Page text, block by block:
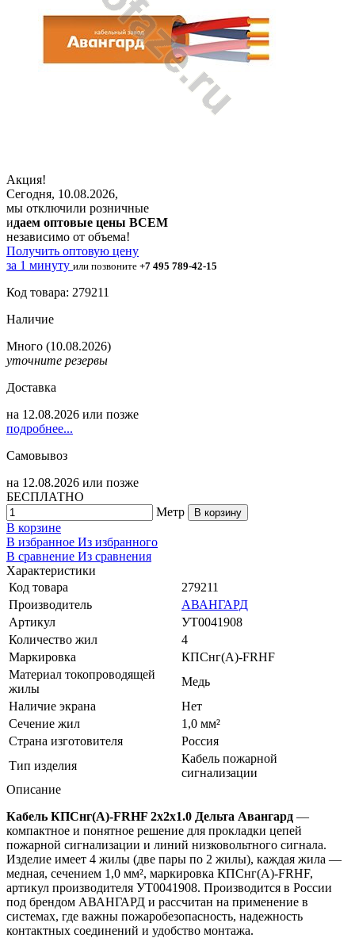
Акция!
Сегодня, 10.08.2026,
мы отключили розничные
идаем оптовые цены ВСЕМ
независимо от объема!
Получить оптовую цену
за 1 минуту или позвоните +7 495 789-42-15
Код товара: 279211
Наличие
Много (10.08.2026)
уточните резервы
Доставка
на 12.08.2026 или позже
подробнее...
Самовывоз
на 12.08.2026 или позже
БЕСПЛАТНО
Метр
В корзину
В корзине
В избранное Из избранного
В сравнение Из сравнения
Характеристики
Код товара
279211
Производитель
АВАНГАРД
Артикул
УТ0041908
Количество жил
4
Маркировка
КПСнг(A)-FRHF
Материал токопроводящей
жилы
Медь
Наличие экрана
Нет
Сечение жил
1,0 мм²
Страна изготовителя
Россия
Тип изделия
Кабель пожарной
сигнализации
Описание
Кабель КПСнг(А)-FRHF 2х2х1.0 Дельта Авангард —
компактное и понятное решение для прокладки цепей
пожарной сигнализации и линий низковольтного сигнала.
Изделие имеет 4 жилы (две пары по 2 жилы), каждая жила —
медная, сечением 1,0 мм², маркировка КПСнг(A)-FRHF,
артикул производителя УТ0041908. Производится в России
под брендом АВАНГАРД и рассчитан на применение в
системах, где важны пожаробезопасность, надежность
контактных соединений и удобство монтажа.